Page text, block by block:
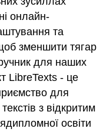
онлайн-
та
зменшити тягар
для наших
LibreTexts - це
для
з відкритим
освіти